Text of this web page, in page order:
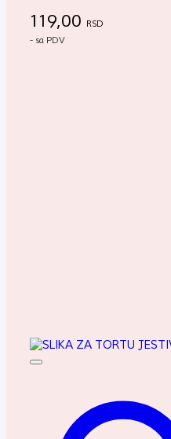
119,00 RSD
- sa PDV